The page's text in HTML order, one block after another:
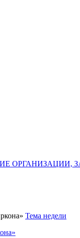
ОРГАНИЗАЦИИ,
Тема недели